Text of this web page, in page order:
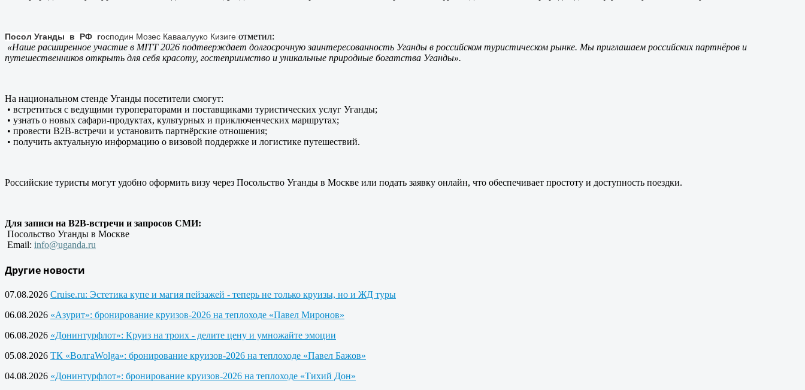
Посол Уганды в РФ господин Мозес Каваалууко Кизиге отметил:
«Наше расширенное участие в MITT2026 подтверждает долгосрочную заинтересованность Уганды в российском туристическом рынке. Мы приглашаем российских партнёров и
путешественников открыть для себя красоту, гостеприимство и уникальные природные богатства Уганды».
На национальном стенде Уганды посетители смогут:
• встретиться с ведущими туроператорами и поставщиками туристических услуг Уганды;
• узнать о новых сафари-продуктах, культурных и приключенческих маршрутах;
• провести B2B-встречи и установить партнёрские отношения;
• получить актуальную информацию о визовой поддержке и логистике путешествий.
Российские туристы могут удобно оформить визу через Посольство Уганды в Москве или подать заявку онлайн, что обеспечивает простоту и доступность поездки.
Для записи на B2B-встречи и запросов СМИ:
Посольство Уганды в Москве
Email: info@uganda.ru
Другие новости
07.08.2026 Cruise.ru: Эстетика купе и магия пейзажей - теперь не только круизы, но и ЖД туры
06.08.2026 «Азурит»: бронирование круизов-2026 на теплоходе «Павел Миронов»
06.08.2026 «Донинтурфлот»: Круиз на троих - делите цену и умножайте эмоции
05.08.2026 ТК «ВолгаWolga»: бронирование круизов-2026 на теплоходе «Павел Бажов»
04.08.2026 «Донинтурфлот»: бронирование круизов-2026 на теплоходе «Тихий Дон»